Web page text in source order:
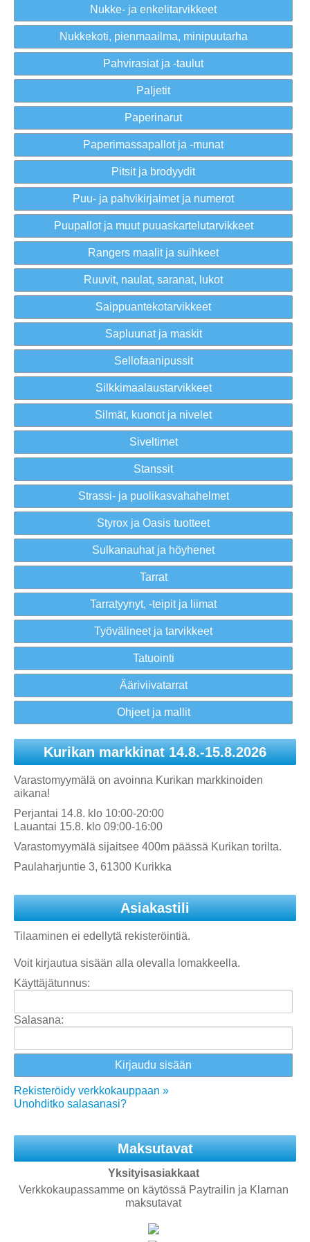
Nukke- ja enkelitarvikkeet
Nukkekoti, pienmaailma, minipuutarha
Pahvirasiat ja -taulut
Paljetit
Paperinarut
Paperimassapallot ja -munat
Pitsit ja brodyydit
Puu- ja pahvikirjaimet ja numerot
Puupallot ja muut puuaskartelutarvikkeet
Rangers maalit ja suihkeet
Ruuvit, naulat, saranat, lukot
Saippuantekotarvikkeet
Sapluunat ja maskit
Sellofaanipussit
Silkkimaalaustarvikkeet
Silmät, kuonot ja nivelet
Siveltimet
Stanssit
Strassi- ja puolikasvahahelmet
Styrox ja Oasis tuotteet
Sulkanauhat ja höyhenet
Tarrat
Tarratyynyt, -teipit ja liimat
Työvälineet ja tarvikkeet
Tatuointi
Ääriviivatarrat
Ohjeet ja mallit
Kurikan markkinat 14.8.-15.8.2026
Varastomyymälä on avoinna Kurikan markkinoiden
aikana!
Perjantai 14.8. klo 10:00-20:00
Lauantai 15.8. klo 09:00-16:00
Varastomyymälä sijaitsee 400m päässä Kurikan torilta.
Paulaharjuntie 3, 61300 Kurikka
Asiakastili
Tilaaminen ei edellytä rekisteröintiä.
Voit kirjautua sisään alla olevalla lomakkeella.
Käyttäjätunnus:
Salasana:
Rekisteröidy verkkokauppaan »
Unohditko salasanasi?
Maksutavat
Yksityisasiakkaat
Verkkokaupassamme on käytössä Paytrailin ja Klarnan
maksutavat